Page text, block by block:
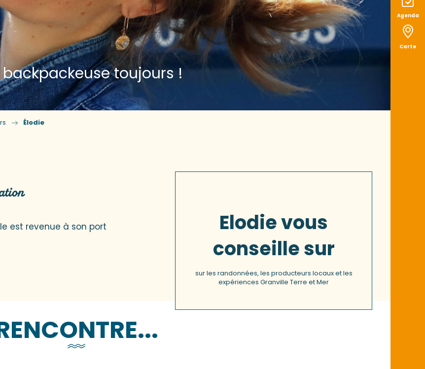
Agenda
Carte
toujours !
Élodie
est revenue à son port
Elodie vous
conseille sur
sur les randonnées, les producteurs locaux et les
expériences Granville Terre et Mer